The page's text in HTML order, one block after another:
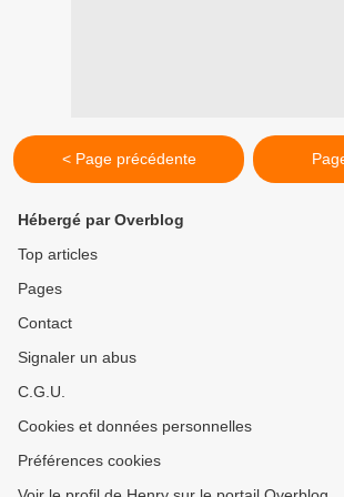
< Page précédente
Hébergé par Overblog
Top articles
Pages
Contact
Signaler un abus
C.G.U.
Cookies et données personnelles
Préférences cookies